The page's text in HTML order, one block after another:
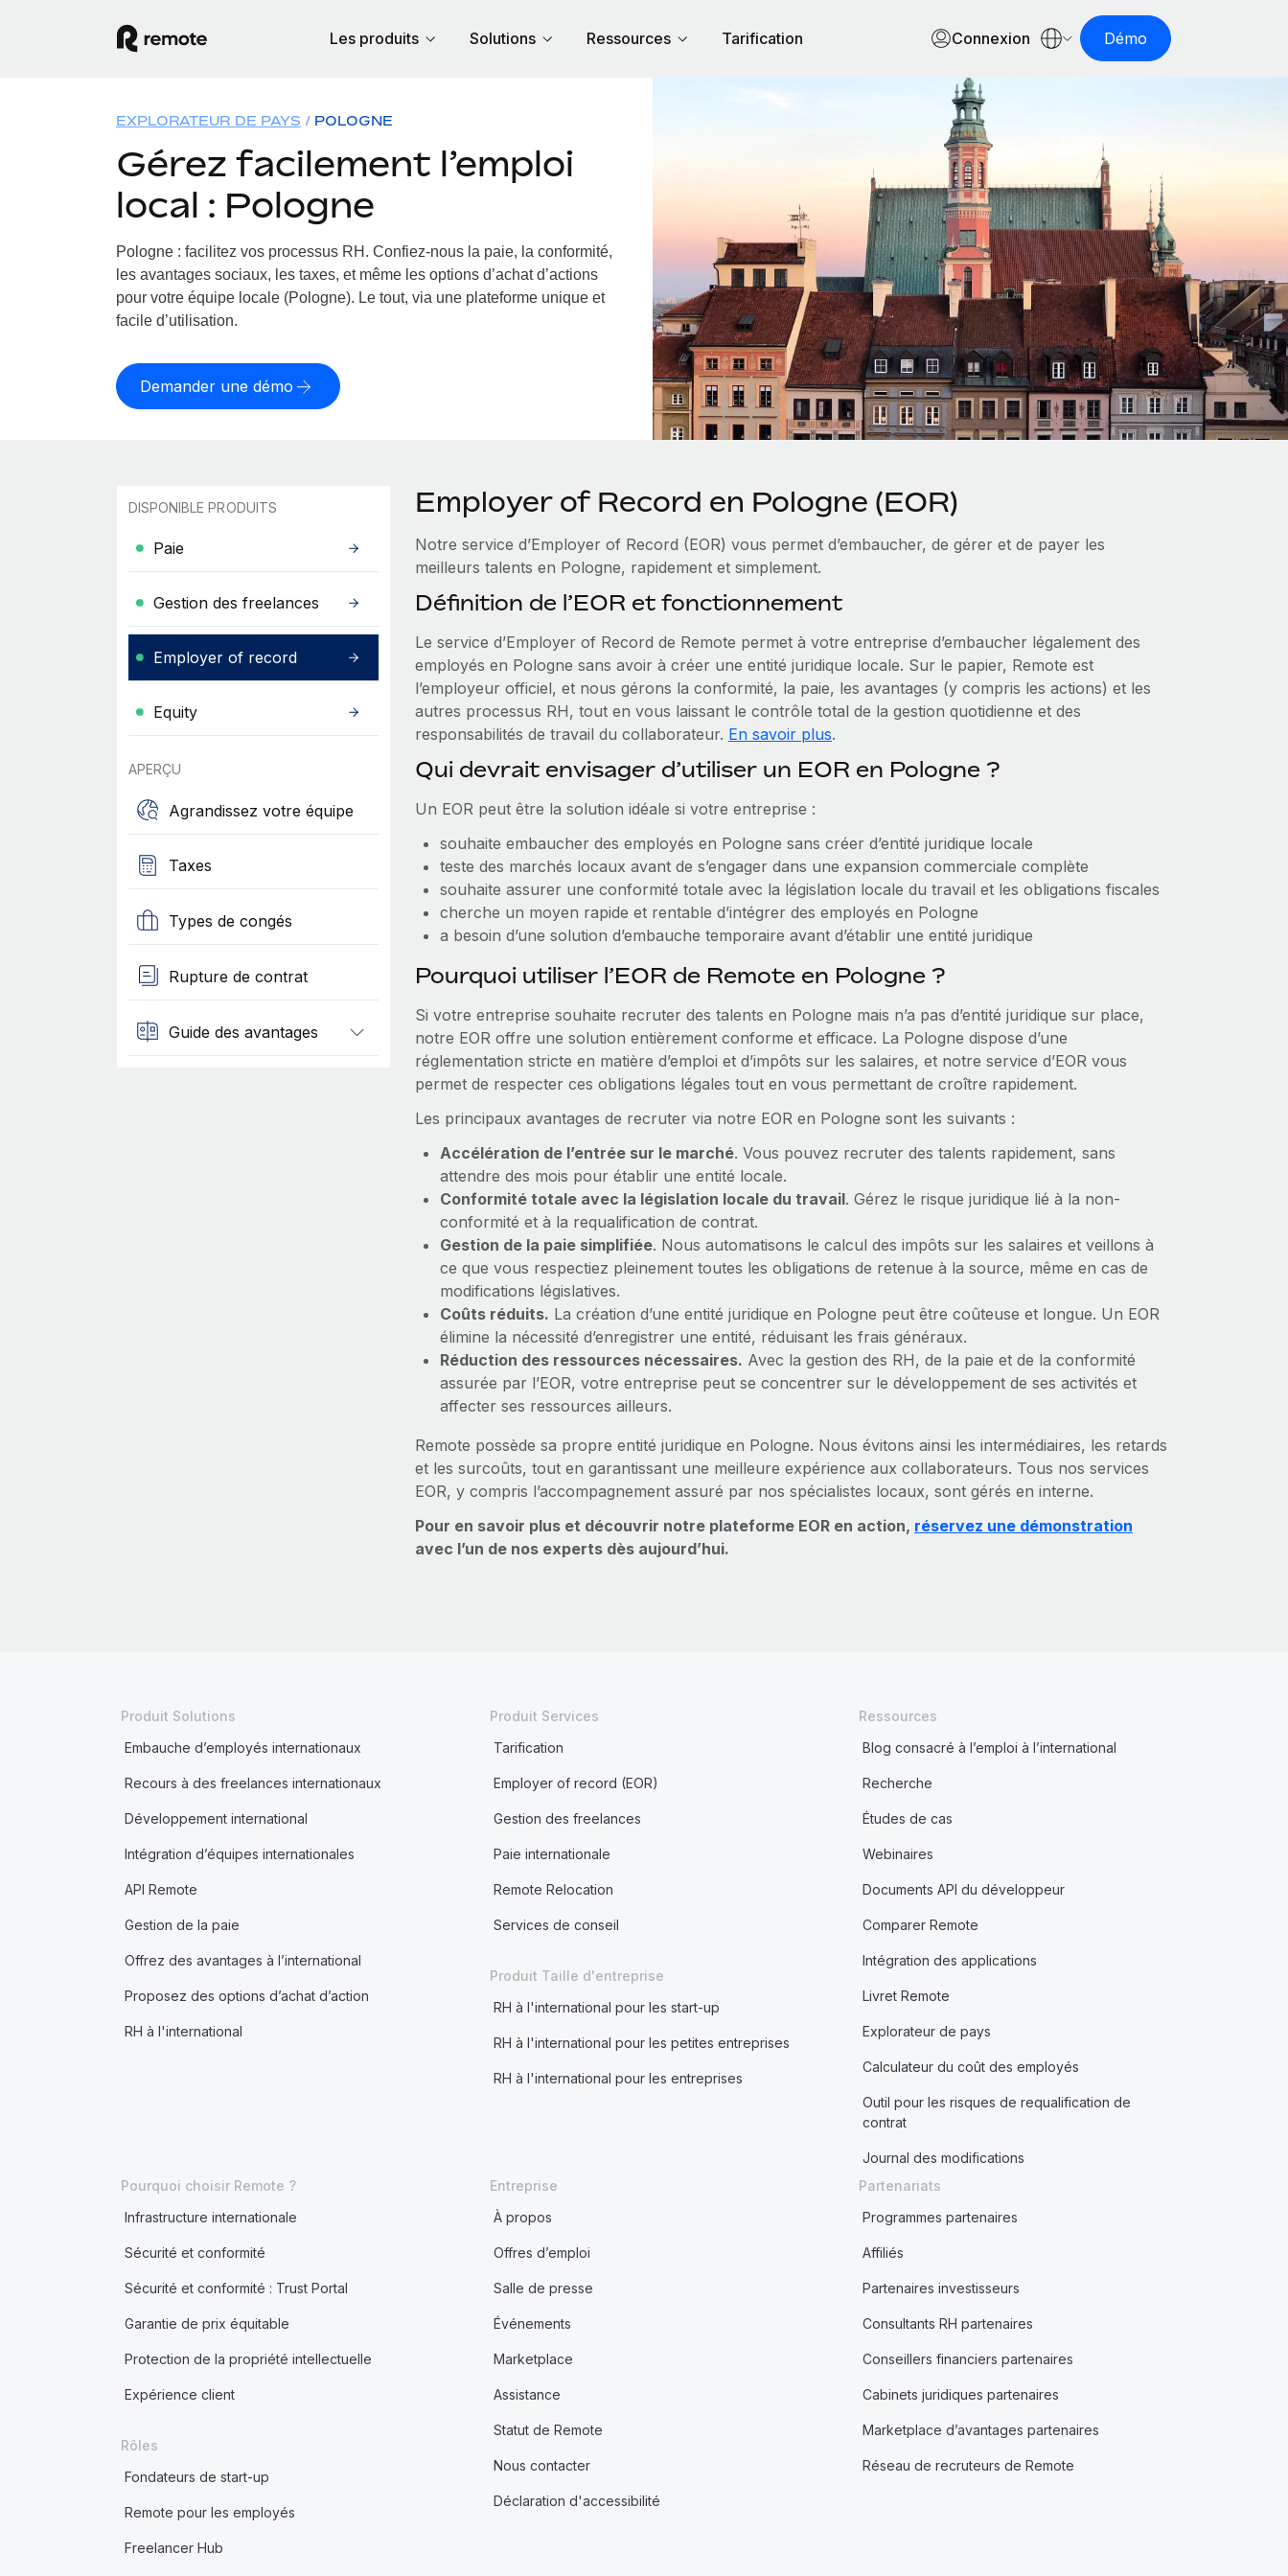
Les produits Solutions Ressources Tarification Connexion Démo
EXPLORATEUR DE PAYS POLOGNE
Gérez facilement l’emploi
local : Pologne
Pologne : facilitez vos processus RH. Confiez-nous la paie, la conformité,
les avantages sociaux, les taxes, et même les options d’achat d’actions
pour votre équipe locale (Pologne). Le tout, via une plateforme unique et
facile d’utilisation.
Demander une démo
DISPONIBLE PRODUITS
Paie
Gestion des freelances
Employer of record
Equity
APERÇU
Agrandissez votre équipe
Taxes
Types de congés
Rupture de contrat
Guide des avantages
Employer of Record en Pologne (EOR)
Notre service d’Employer of Record (EOR) vous permet d’embaucher, de gérer et de payer les
meilleurs talents en Pologne, rapidement et simplement.
Définition de l’EOR et fonctionnement
Le service d’Employer of Record de Remote permet à votre entreprise d’embaucher légalement des
employés en Pologne sans avoir à créer une entité juridique locale. Sur le papier, Remote est
l’employeur officiel, et nous gérons la conformité, la paie, les avantages (y compris les actions) et les
autres processus RH, tout en vous laissant le contrôle total de la gestion quotidienne et des
responsabilités de travail du collaborateur. En savoir plus.
Qui devrait envisager d’utiliser un EOR en Pologne ?
Un EOR peut être la solution idéale si votre entreprise :
souhaite embaucher des employés en Pologne sans créer d’entité juridique locale
teste des marchés locaux avant de s’engager dans une expansion commerciale complète
souhaite assurer une conformité totale avec la législation locale du travail et les obligations fiscales
cherche un moyen rapide et rentable d’intégrer des employés en Pologne
a besoin d’une solution d’embauche temporaire avant d’établir une entité juridique
Pourquoi utiliser l’EOR de Remote en Pologne ?
Si votre entreprise souhaite recruter des talents en Pologne mais n’a pas d’entité juridique sur place,
notre EOR offre une solution entièrement conforme et efficace. La Pologne dispose d’une
réglementation stricte en matière d’emploi et d’impôts sur les salaires, et notre service d’EOR vous
permet de respecter ces obligations légales tout en vous permettant de croître rapidement.
Les principaux avantages de recruter via notre EOR en Pologne sont les suivants :
Accélération de l’entrée sur le marché. Vous pouvez recruter des talents rapidement, sans
attendre des mois pour établir une entité locale.
Conformité totale avec la législation locale du travail. Gérez le risque juridique lié à la non-
conformité et à la requalification de contrat.
Gestion de la paie simplifiée. Nous automatisons le calcul des impôts sur les salaires et veillons à
ce que vous respectiez pleinement toutes les obligations de retenue à la source, même en cas de
modifications législatives.
Coûts réduits. La création d’une entité juridique en Pologne peut être coûteuse et longue. Un EOR
élimine la nécessité d’enregistrer une entité, réduisant les frais généraux.
Réduction des ressources nécessaires. Avec la gestion des RH, de la paie et de la conformité
assurée par l’EOR, votre entreprise peut se concentrer sur le développement de ses activités et
affecter ses ressources ailleurs.
Remote possède sa propre entité juridique en Pologne. Nous évitons ainsi les intermédiaires, les retards
et les surcoûts, tout en garantissant une meilleure expérience aux collaborateurs. Tous nos services
EOR, y compris l’accompagnement assuré par nos spécialistes locaux, sont gérés en interne.
Pour en savoir plus et découvrir notre plateforme EOR en action, réservez une démonstration
avec l’un de nos experts dès aujourd’hui.
Produit Solutions
Embauche d’employés internationaux
Recours à des freelances internationaux
Développement international
Intégration d’équipes internationales
API Remote
Gestion de la paie
Offrez des avantages à l’international
Proposez des options d’achat d’action
RH à l'international
Produit Services
Tarification
Employer of record (EOR)
Gestion des freelances
Paie internationale
Remote Relocation
Services de conseil
Produit Taille d'entreprise
RH à l'international pour les start-up
RH à l'international pour les petites entreprises
RH à l'international pour les entreprises
Ressources
Blog consacré à l’emploi à l’international
Recherche
Études de cas
Webinaires
Documents API du développeur
Comparer Remote
Intégration des applications
Livret Remote
Explorateur de pays
Calculateur du coût des employés
Outil pour les risques de requalification de
contrat
Journal des modifications
Pourquoi choisir Remote ?
Infrastructure internationale
Sécurité et conformité
Sécurité et conformité : Trust Portal
Garantie de prix équitable
Protection de la propriété intellectuelle
Expérience client
Rôles
Fondateurs de start-up
Remote pour les employés
Freelancer Hub
Entreprise
À propos
Offres d’emploi
Salle de presse
Événements
Marketplace
Assistance
Statut de Remote
Nous contacter
Déclaration d'accessibilité
Partenariats
Programmes partenaires
Affiliés
Partenaires investisseurs
Consultants RH partenaires
Conseillers financiers partenaires
Cabinets juridiques partenaires
Marketplace d’avantages partenaires
Réseau de recruteurs de Remote